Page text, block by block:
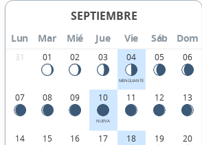
SEPTIEMBRE
Lun Mar Mié Jue Vie Sáb Dom
31 01 02 03 04
MENGUANTE
05 06
07 08 09 10
NUEVA
11 12 13
14 15 16 17 18 19 20